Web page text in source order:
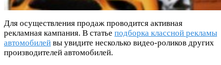
Для осуществления продаж проводится активная
рекламная кампания. В статье подборка классной рекламы
автомобилей вы увидите несколько видео-роликов других
производителей автомобилей.